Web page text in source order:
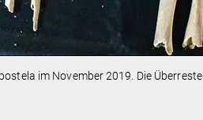
im November 2019. Die Überreste